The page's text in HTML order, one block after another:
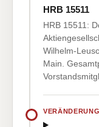
HRB 15511
HRB 15511:
Wilhelm-
Main.